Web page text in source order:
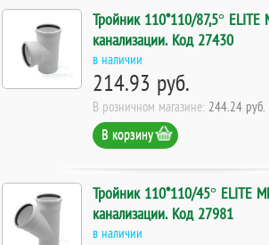
Тройник 110*110/87,5°
канализации. Код 27430
в наличии
214.93 руб.
В розничном магазине: 244.24 руб.
В корзину
Тройник 110*110/45° ELITE
канализации. Код 27981
в наличии